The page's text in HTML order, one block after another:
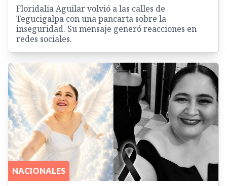
Floridalia Aguilar volvió a las calles de
Tegucigalpa con una pancarta sobre la
inseguridad. Su mensaje generó reacciones en
redes sociales.
NACIONALES